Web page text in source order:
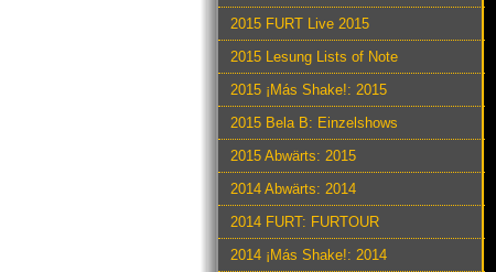
2015 FURT Live 2015
2015 Lesung Lists of Note
2015 ¡Más Shake!: 2015
2015 Bela B: Einzelshows
2015 Abwärts: 2015
2014 Abwärts: 2014
2014 FURT: FURTOUR
2014 ¡Más Shake!: 2014